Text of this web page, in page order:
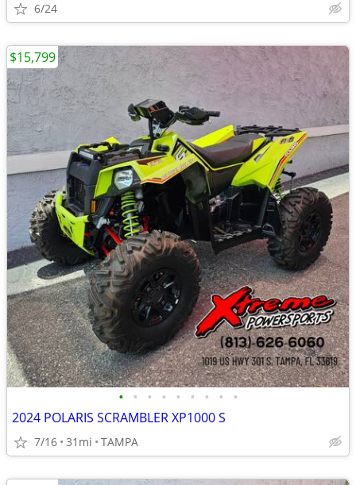
6/24
• • • • • • • • •
2024 POLARIS SCRAMBLER XP1000 S
7/16 31mi TAMPA
$15,799